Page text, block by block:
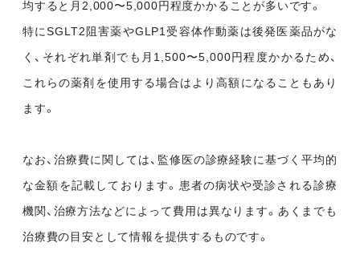
均すると月2,000〜5,000円程度かかることが多いです。
特にSGLT2阻害薬やGLP1受容体作動薬は後発医薬品がな
く、それぞれ単剤でも月1,500〜5,000円程度かかるため、
これらの薬剤を使用する場合はより高額になることもあり
ます。
なお、治療費に関しては、監修医の診療経験に基づく平均的
な金額を記載しております。患者の病状や受診される診療
機関、治療方法などによって費用は異なります。あくまでも
治療費の目安として情報を提供するものです。